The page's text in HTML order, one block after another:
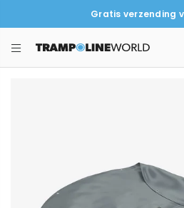
Gratis verzending
TRAMPOLINEWORLD